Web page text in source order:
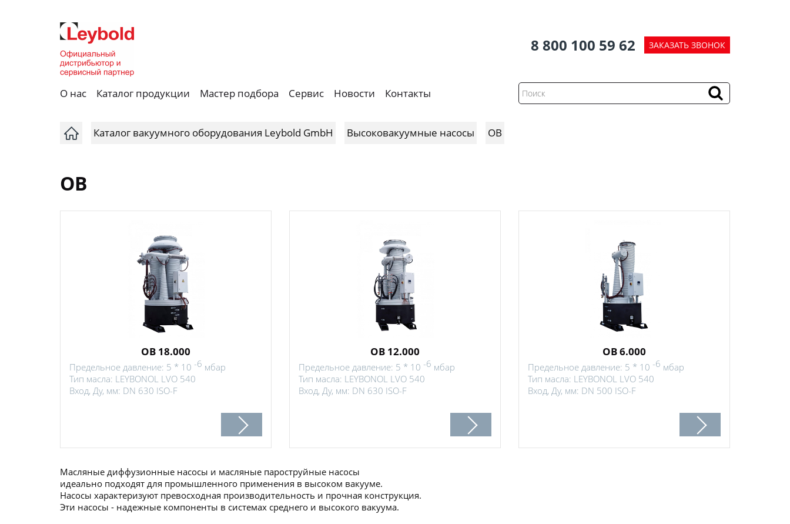
ЗАКАЗАТЬ ЗВОНОК
8 800 100 59 62
О нас Каталог продукции Мастер подбора Сервис Новости Контакты
Каталог вакуумного оборудования Leybold GmbH Высоковакуумные насосы OB
OB
OB 18.000
Предельное давление: 5 * 10 -6 мбар
Тип масла: LEYBONOL LVO 540
Вход, Ду, мм: DN 630 ISO-F
OB 12.000
Предельное давление: 5 * 10 -6 мбар
Тип масла: LEYBONOL LVO 540
Вход, Ду, мм: DN 630 ISO-F
OB 6.000
Предельное давление: 5 * 10 -6 мбар
Тип масла: LEYBONOL LVO 540
Вход, Ду, мм: DN 500 ISO-F
Масляные диффузионные насосы и масляные пароструйные насосы
идеально подходят для промышленного применения в высоком вакууме.
Насосы характеризуют превосходная производительность и прочная конструкция.
Эти насосы - надежные компоненты в системах среднего и высокого вакуума.